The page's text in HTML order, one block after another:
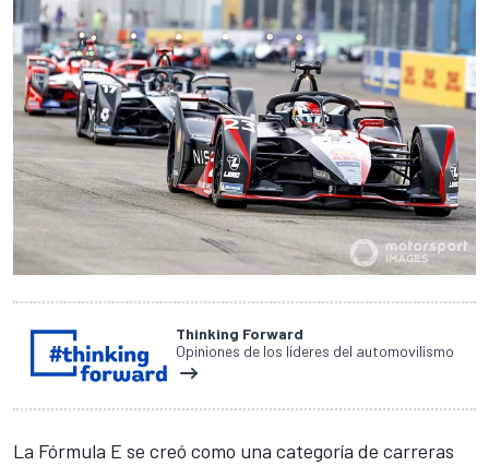
Thinking Forward
Opiniones de los líderes del automovilismo
La Fórmula E se creó como una categoría de carreras